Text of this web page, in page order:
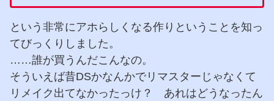
という非常にアホらしくなる作りということを知っ
てびっくりしました。
……誰が買うんだこんなの。
そういえば昔DSかなんかでリマスターじゃなくて
リメイク出てなかったっけ？ あれはどうなったん